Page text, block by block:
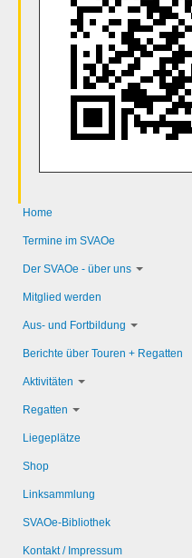
Home
Termine im SVAOe
Der SVAOe - über uns
Mitglied werden
Aus- und Fortbildung
Berichte über Touren + Regatten
Aktivitäten
Regatten
Liegeplätze
Shop
Linksammlung
SVAOe-Bibliothek
Kontakt / Impressum